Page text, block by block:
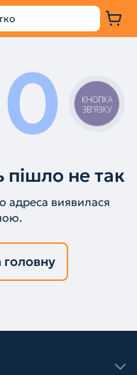
0
не так
адреса виявилася
головну
КНОПКА
ЗВ'ЯЗКУ